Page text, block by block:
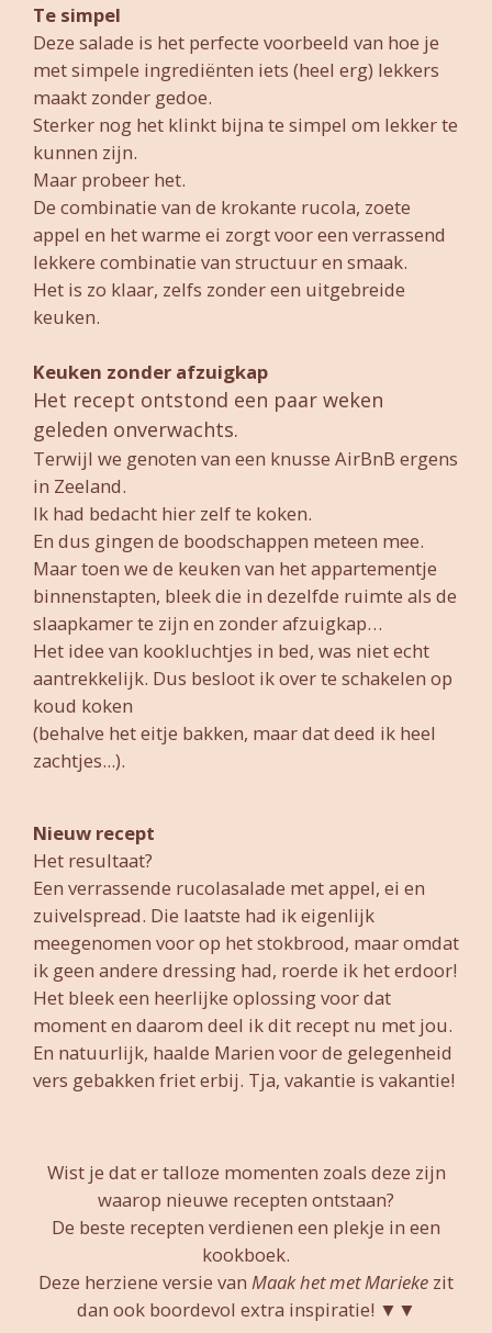
Te simpel
Deze salade is het perfecte voorbeeld van hoe je
met simpele ingrediënten iets (heel erg) lekkers
maakt zonder gedoe.
Sterker nog het klinkt bijna te simpel om lekker te
kunnen zijn.
Maar probeer het.
De combinatie van de krokante rucola, zoete
appel en het warme ei zorgt voor een verrassend
lekkere combinatie van structuur en smaak.
Het is zo klaar, zelfs zonder een uitgebreide
keuken.
Keuken zonder afzuigkap
Het recept ontstond een paar weken
geleden onverwachts.
Terwijl we genoten van een knusse AirBnB ergens
in Zeeland.
Ik had bedacht hier zelf te koken.
En dus gingen de boodschappen meteen mee.
Maar toen we de keuken van het appartementje
binnenstapten, bleek die in dezelfde ruimte als de
slaapkamer te zijn en zonder afzuigkap…
Het idee van kookluchtjes in bed, was niet echt
aantrekkelijk. Dus besloot ik over te schakelen op
koud koken
(behalve het eitje bakken, maar dat deed ik heel
zachtjes...).
Nieuw recept
Het resultaat?
Een verrassende rucolasalade met appel, ei en
zuivelspread. Die laatste had ik eigenlijk
meegenomen voor op het stokbrood, maar omdat
ik geen andere dressing had, roerde ik het erdoor!
Het bleek een heerlijke oplossing voor dat
moment en daarom deel ik dit recept nu met jou.
En natuurlijk, haalde Marien voor de gelegenheid
vers gebakken friet erbij. Tja, vakantie is vakantie!
Wist je dat er talloze momenten zoals deze zijn
waarop nieuwe recepten ontstaan?
De beste recepten verdienen een plekje in een
kookboek.
Deze herziene versie van Maak het met Marieke zit
dan ook boordevol extra inspiratie! ▼▼